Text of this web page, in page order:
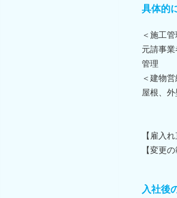
具体的
＜施工管
元請事
管理
＜建物営
屋根、
【雇入
【変更
入社後